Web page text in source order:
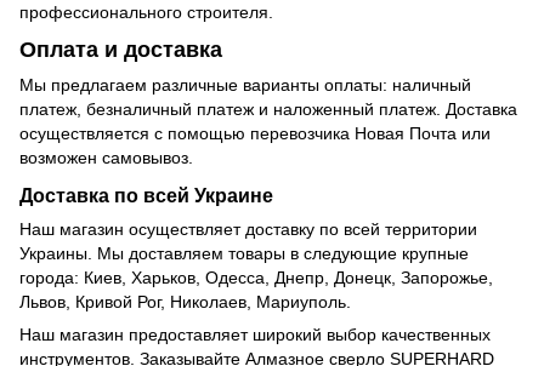
профессионального строителя.
Оплата и доставка
Мы предлагаем различные варианты оплаты: наличный
платеж, безналичный платеж и наложенный платеж. Доставка
осуществляется с помощью перевозчика Новая Почта или
возможен самовывоз.
Доставка по всей Украине
Наш магазин осуществляет доставку по всей территории
Украины. Мы доставляем товары в следующие крупные
города: Киев, Харьков, Одесса, Днепр, Донецк, Запорожье,
Львов, Кривой Рог, Николаев, Мариуполь.
Наш магазин предоставляет широкий выбор качественных
инструментов. Заказывайте Алмазное сверло SUPERHARD